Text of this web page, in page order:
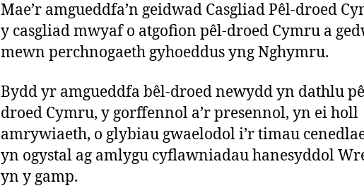
Mae’r amgueddfa’n geidwad Casgliad Pêl-droed
y casgliad mwyaf o atgofion pêl-droed Cymru a
mewn perchnogaeth gyhoeddus yng Nghymru.
Bydd yr amgueddfa bêl-droed newydd yn dathlu
droed Cymru, y gorffennol a’r presennol, yn ei holl
amrywiaeth, o glybiau gwaelodol i’r timau
yn ogystal ag amlygu cyflawniadau hanesyddol
yn y gamp.